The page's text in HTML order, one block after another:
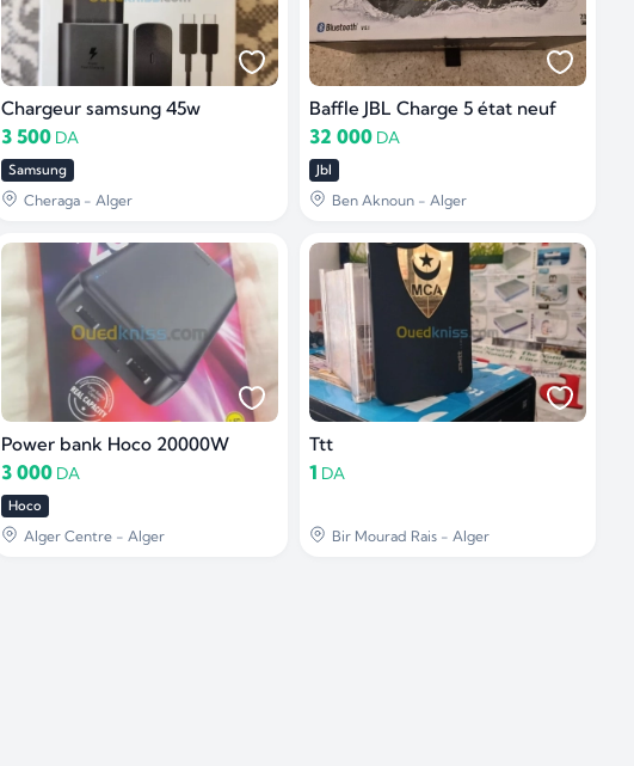
Chargeur samsung 45w
3 500 DA
Samsung
Cheraga - Alger
Baffle JBL Charge 5 état neuf
32 000 DA
Jbl
Ben Aknoun - Alger
Power bank Hoco 20000W
3 000 DA
Hoco
Alger Centre - Alger
Ttt
1 DA
Bir Mourad Rais - Alger